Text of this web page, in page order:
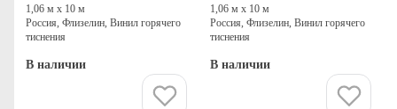
1,06 м х 10 м
Россия, Флизелин, Винил горячего
тиснения
В наличии
1,06 м х 10 м
Россия, Флизелин, Винил горячего
тиснения
В наличии